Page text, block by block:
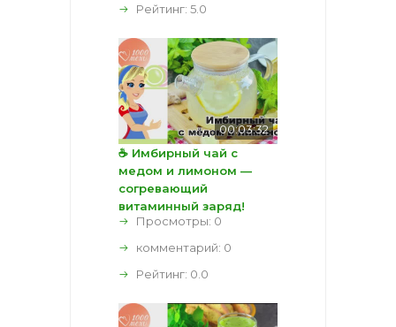
Рейтинг: 5.0
00:03:32
☕ Имбирный чай с
медом и лимоном —
согревающий
витаминный заряд!
Просмотры: 0
комментарий: 0
Рейтинг: 0.0